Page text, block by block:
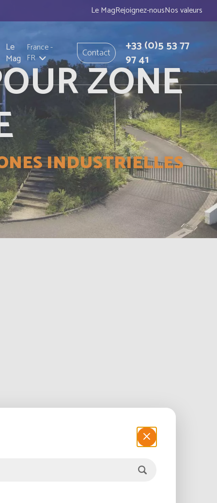
Le MagRejoignez-nousNos valeurs
Le
Mag
France-
FR
Contact +33(0)5 53 77
97 41
ZONE
INDUSTRIELLES